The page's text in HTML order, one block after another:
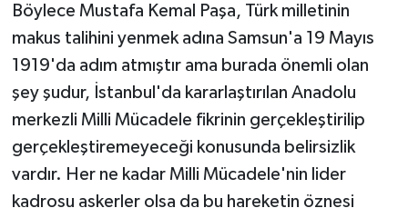
Böylece Mustafa Kemal Paşa, Türk milletinin
makus talihini yenmek adına Samsun'a 19 Mayıs
1919'da adım atmıştır ama burada önemli olan
şey şudur, İstanbul'da kararlaştırılan Anadolu
merkezli Milli Mücadele fikrinin gerçekleştirilip
gerçekleştiremeyeceği konusunda belirsizlik
vardır. Her ne kadar Milli Mücadele'nin lider
kadrosu askerler olsa da bu hareketin öznesi